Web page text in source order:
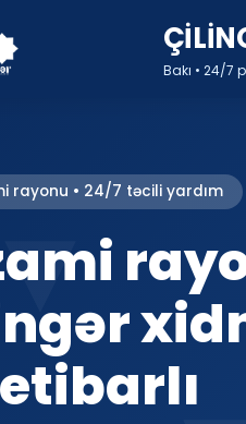
Bakı • 24/7
rayonu • 24/7 təcili yardım